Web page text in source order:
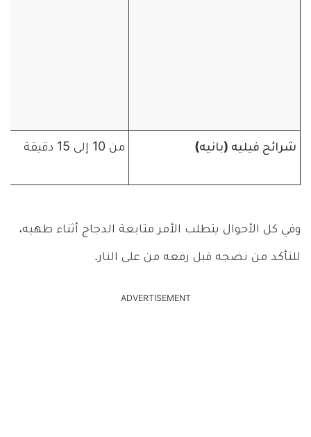
شرائح فيليه (بانيه) من 10 إلى 15 دقيقة
وفي كل الأحوال يتطلب الأمر متابعة الدجاج أثناء طهيه،
للتأكد من نضجه قبل رفعه من على النار.
ADVERTISEMENT